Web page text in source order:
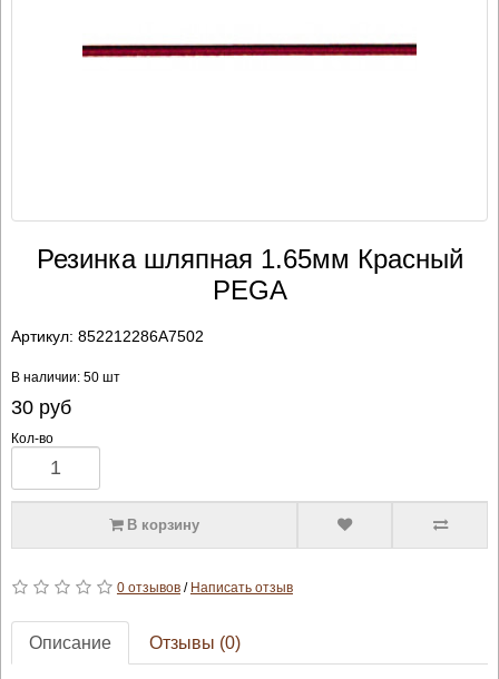
Резинка шляпная 1.65мм Красный
PEGA
Артикул: 852212286A7502
В наличии: 50 шт
30руб
Кол-во
В корзину
0 отзывов/ Написать отзыв
Описание Отзывы (0)